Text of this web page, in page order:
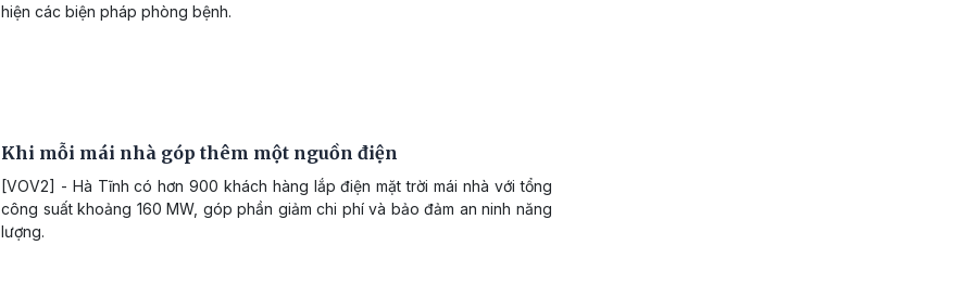
hiện các biện pháp phòng bệnh.
Khi mỗi mái nhà góp thêm một nguồn điện
[VOV2] - Hà Tĩnh có hơn 900 khách hàng lắp điện mặt trời mái nhà với tổng
công suất khoảng 160 MW, góp phần giảm chi phí và bảo đảm an ninh năng
lượng.